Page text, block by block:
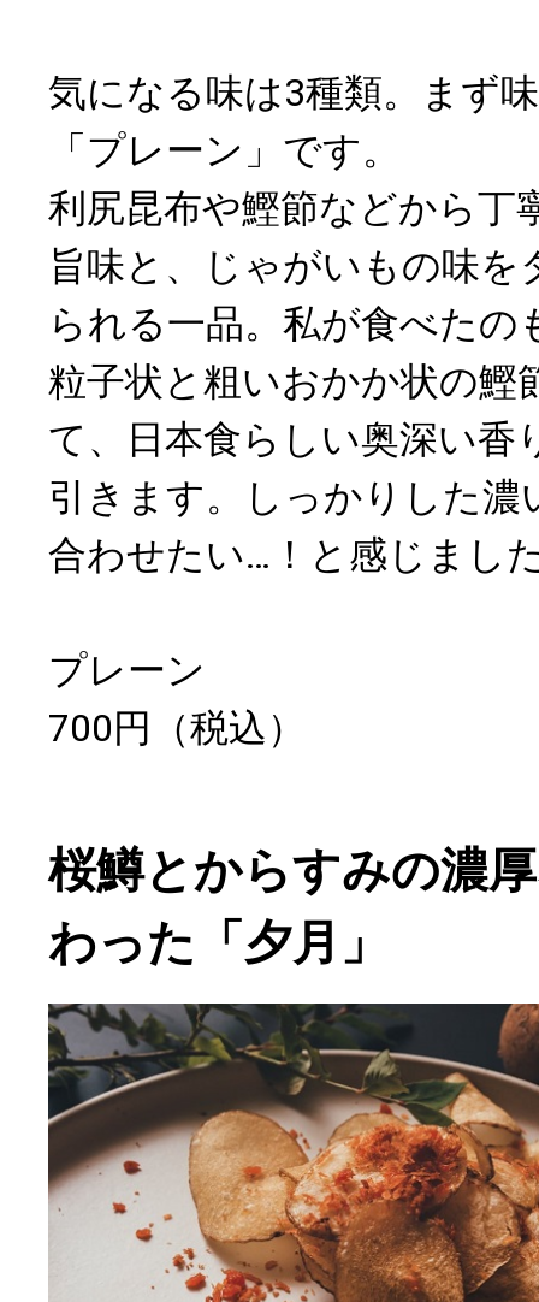
気になる味は3種類。まず
「プレーン」です。
利尻昆布や鰹節などから丁
旨味と、じゃがいもの味
られる一品。私が食べたの
粒子状と粗いおかか状の鰹
て、日本食らしい奥深い香
引きます。しっかりした濃
合わせたい…！と感じまし
プレーン
700円（税込）
桜鱒とからすみの濃
わった「夕月」